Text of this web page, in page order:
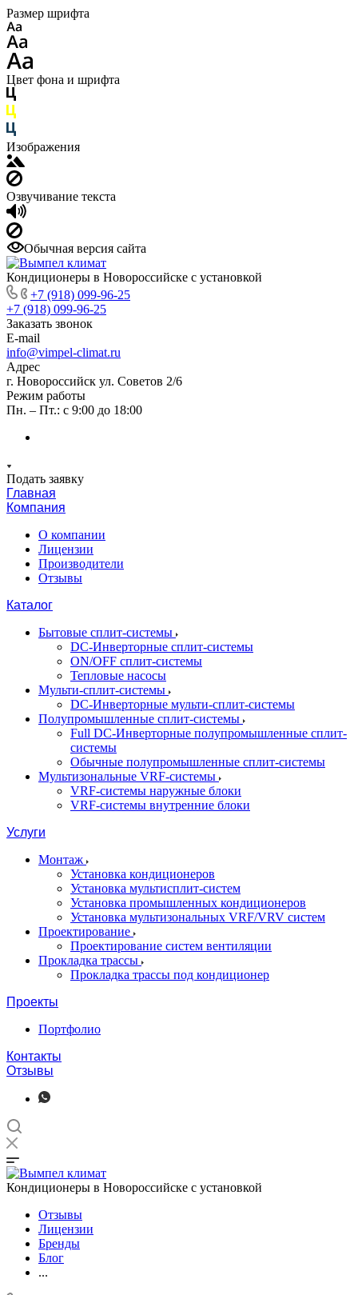
Размер шрифта
Цвет фона и шрифта
Изображения
Озвучивание текста
Обычная версия сайта
Кондиционеры в Новороссийске с установкой
+7 (918) 099-96-25
+7 (918) 099-96-25
Заказать звонок
E-mail
info@vimpel-climat.ru
Адрес
г. Новороссийск ул. Советов 2/6
Режим работы
Пн. – Пт.: с 9:00 до 18:00
Подать заявку
Главная
Компания
О компании
Лицензии
Производители
Отзывы
Каталог
Бытовые сплит-системы
DC-Инверторные сплит-системы
ON/OFF сплит-системы
Тепловые насосы
Мульти-сплит-системы
DC-Инверторные мульти-сплит-системы
Полупромышленные сплит-системы
Full DC-Инверторные полупромышленные сплит-
системы
Обычные полупромышленные сплит-системы
Мультизональные VRF-системы
VRF-системы наружные блоки
VRF-системы внутренние блоки
Услуги
Монтаж
Установка кондиционеров
Установка мультисплит-систем
Установка промышленных кондиционеров
Установка мультизональных VRF/VRV систем
Проектирование
Проектирование систем вентиляции
Прокладка трассы
Прокладка трассы под кондиционер
Проекты
Портфолио
Контакты
Отзывы
Кондиционеры в Новороссийске с установкой
Отзывы
Лицензии
Бренды
Блог
...